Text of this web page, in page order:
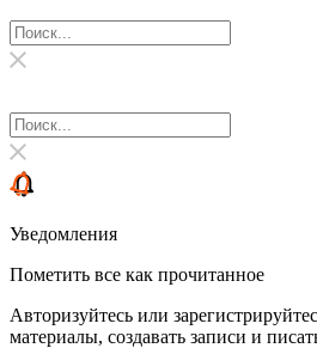
Уведомления
Пометить все как прочитанное
Авторизуйтесь или
материалы, создавать записи и